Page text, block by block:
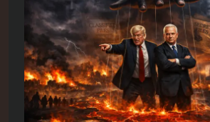
कवित्व….##12